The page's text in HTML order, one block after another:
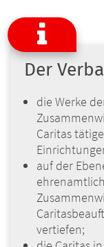
Der
die Werke
Caritas
auf der
vertiefen;